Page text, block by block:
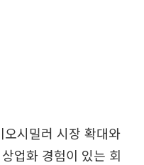
시밀러 시장 확대와
업화 경험이 있는 회